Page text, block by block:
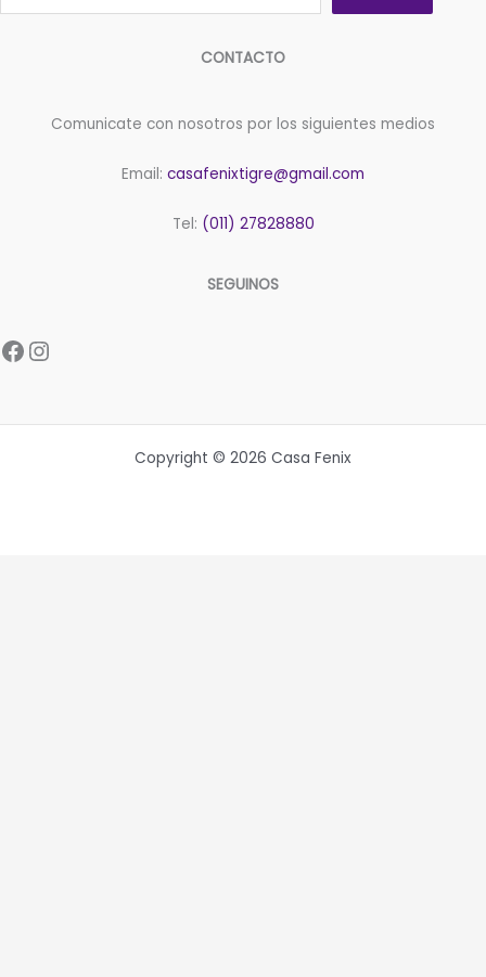
CONTACTO
Comunicate con nosotros por los siguientes medios
Email: casafenixtigre@gmail.com
Tel: (011) 27828880
SEGUINOS
Facebook
Instagram
Copyright © 2026 Casa Fenix